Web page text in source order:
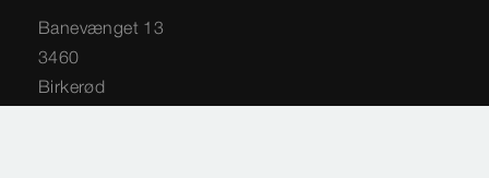
Banevænget 13
3460
Birkerød